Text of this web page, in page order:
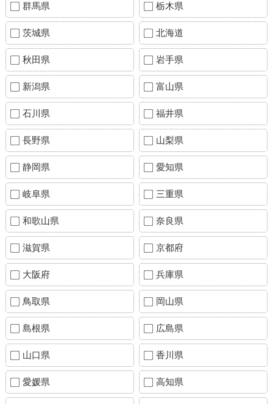
群馬県 栃木県
茨城県 北海道
秋田県 岩手県
新潟県 富山県
石川県 福井県
長野県 山梨県
静岡県 愛知県
岐阜県 三重県
和歌山県 奈良県
滋賀県 京都府
大阪府 兵庫県
鳥取県 岡山県
島根県 広島県
山口県 香川県
愛媛県 高知県